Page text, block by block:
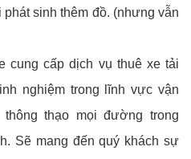
sinh thêm đồ. (nhưng vẫn
cung cấp dịch vụ thuê xe tải
nghiệm trong lĩnh vực vận
thạo mọi đường trong
Sẽ mang đến quý khách sự